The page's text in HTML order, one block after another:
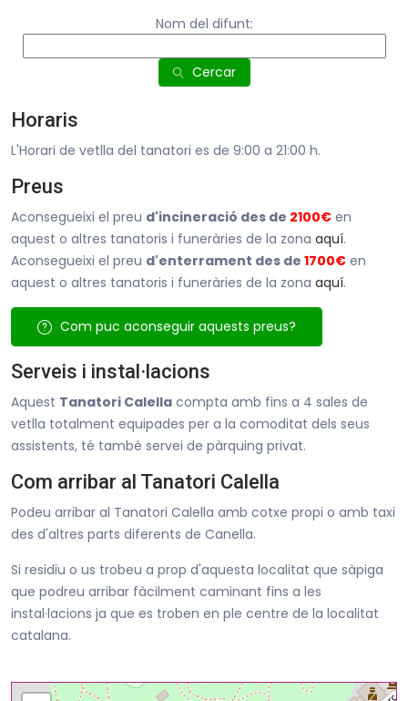
Nom del difunt:
Cercar
Horaris
L'Horari de vetlla del tanatori es de 9:00 a 21:00 h.
Preus
Aconsegueixi el preu d'incineració des de 2100€ en
aquest o altres tanatoris i funeràries de la zona aquí.
Aconsegueixi el preu d'enterrament des de 1700€ en
aquest o altres tanatoris i funeràries de la zona aquí.
Com puc aconseguir aquests preus?
Serveis i instal·lacions
Aquest Tanatori Calella compta amb fins a 4 sales de
vetlla totalment equipades per a la comoditat dels seus
assistents, té també servei de pàrquing privat.
Com arribar al Tanatori Calella
Podeu arribar al Tanatori Calella amb cotxe propi o amb taxi
des d'altres parts diferents de Canella.
Si residiu o us trobeu a prop d'aquesta localitat que sàpiga
que podreu arribar fàcilment caminant fins a les
instal·lacions ja que es troben en ple centre de la localitat
catalana.